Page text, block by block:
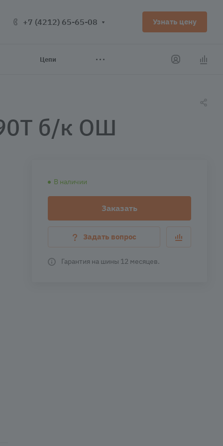
+7 (4212) 65-65-08 Узнать цену
Цепи
б/к ОШ
В наличии
Заказать
Задать вопрос
Гарантия на шины 12 месяцев.